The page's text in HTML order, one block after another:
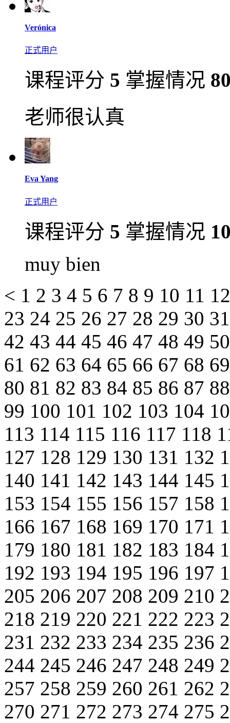
Verónica
正式用户
课程评分 5 掌握情况
老师很认真
Eva Yang
正式用户
课程评分 5 掌握情况
muy bien
< 1 2 3 4 5 6 7 8 9 10 11
23 24 25 26 27 28 29 30
42 43 44 45 46 47 48 49
61 62 63 64 65 66 67 68
80 81 82 83 84 85 86 87
99 100 101 102 103 104
113 114 115 116 117 118
127 128 129 130 131 132
140 141 142 143 144 145
153 154 155 156 157 158
166 167 168 169 170 171
179 180 181 182 183 184
192 193 194 195 196 197
205 206 207 208 209 210
218 219 220 221 222 223
231 232 233 234 235 236
244 245 246 247 248 249
257 258 259 260 261 262
270 271 272 273 274 275